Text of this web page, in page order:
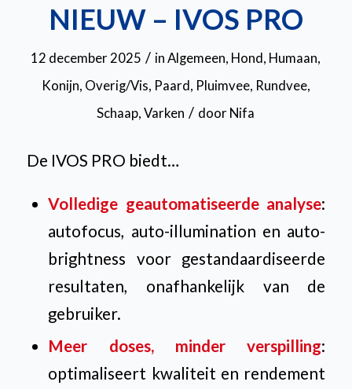
NIEUW – IVOS PRO
12 december 2025 / inAlgemeen, Hond, Humaan,
Konijn, Overig/Vis, Paard, Pluimvee, Rundvee,
Schaap,Varken / doorNifa
De IVOS PRO biedt…
Volledige geautomatiseerde analyse:
autofocus, auto-illumination en auto-
brightness voor gestandaardiseerde
resultaten, onafhankelijk van de
gebruiker.
Meer doses, minder verspilling:
optimaliseert kwaliteit en rendement